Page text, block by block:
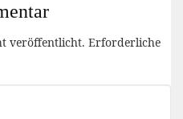
veröffentlicht. Erforderliche